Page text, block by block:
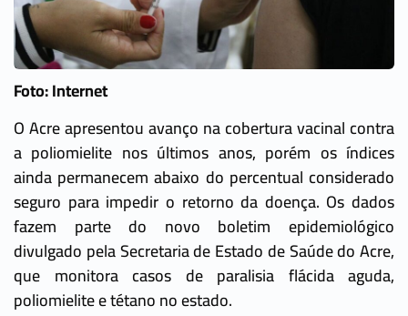
Foto: Internet
O Acre apresentou avanço na cobertura vacinal contra
a poliomielite nos últimos anos, porém os índices
ainda permanecem abaixo do percentual considerado
seguro para impedir o retorno da doença. Os dados
fazem parte do novo boletim epidemiológico
divulgado pela Secretaria de Estado de Saúde do Acre,
que monitora casos de paralisia flácida aguda,
poliomielite e tétano no estado.